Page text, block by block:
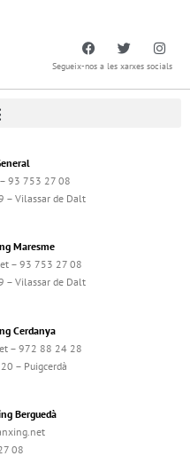
Segueix-nos a les xarxes socials
93 753 27 08
– Vilassar de Dalt
Maresme
– 93 753 27 08
– Vilassar de Dalt
Cerdanya
– 972 88 24 28
– Puigcerdà
Berguedà
08